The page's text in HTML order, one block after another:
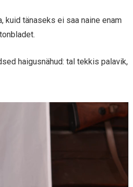
tänaseks ei saa naine enam
haigusnähud: tal tekkis palavik,